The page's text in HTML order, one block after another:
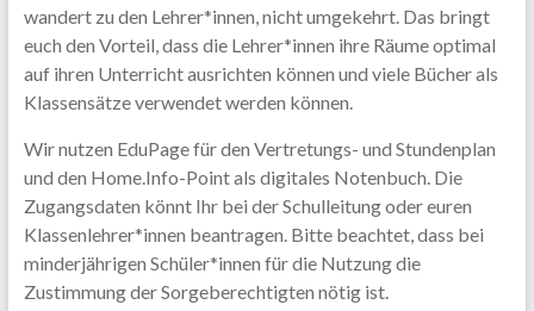
wandert zu den Lehrer*innen, nicht umgekehrt. Das bringt
euch den Vorteil, dass die Lehrer*innen ihre Räume optimal
auf ihren Unterricht ausrichten können und viele Bücher als
Klassensätze verwendet werden können.
Wir nutzen EduPage für den Vertretungs- und Stundenplan
und den Home.Info-Point als digitales Notenbuch. Die
Zugangsdaten könnt Ihr bei der Schulleitung oder euren
Klassenlehrer*innen beantragen. Bitte beachtet, dass bei
minderjährigen Schüler*innen für die Nutzung die
Zustimmung der Sorgeberechtigten nötig ist.